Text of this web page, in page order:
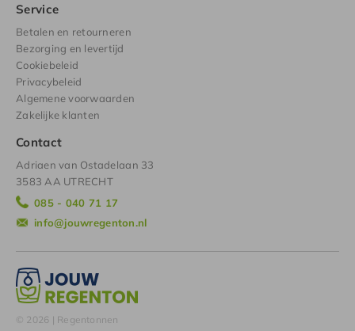
Service
Betalen en retourneren
Bezorging en levertijd
Cookiebeleid
Privacybeleid
Algemene voorwaarden
Zakelijke klanten
Contact
Adriaen van Ostadelaan 33
3583 AA UTRECHT
085 - 040 71 17
info@jouwregenton.nl
© 2026 | Regentonnen